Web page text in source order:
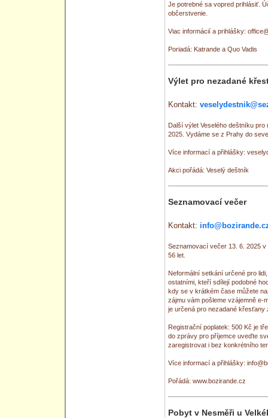
Je potrebné sa vopred prihlásiť.
občerstvenie.
Viac informácií a prihlášky:
Poriadá: Katrande a Quo Vadis
Výlet pro nezadané
Kontakt:
Další výlet Veselého deštníku
2025. Vydáme se z Prahy do
Více informací a přihlášky:
Akci pořádá: Veselý deštník
Seznamovací večer
Kontakt:
Seznamovací večer 13. 6. 2025
56 let.
Neformální setkání určené pro
ostatními, kteří sdílejí podobné
kdy se v krátkém čase můžete
zájmu vám pošleme vzájemně e-
je určená pro nezadané
Registrační poplatek: 500 Kč je
do zprávy pro příjemce uveďte
zaregistrovat i bez konkrétního
Více informací a přihlášky:
Pořádá: www.bozirande.cz
Pobyt v Nesměři u